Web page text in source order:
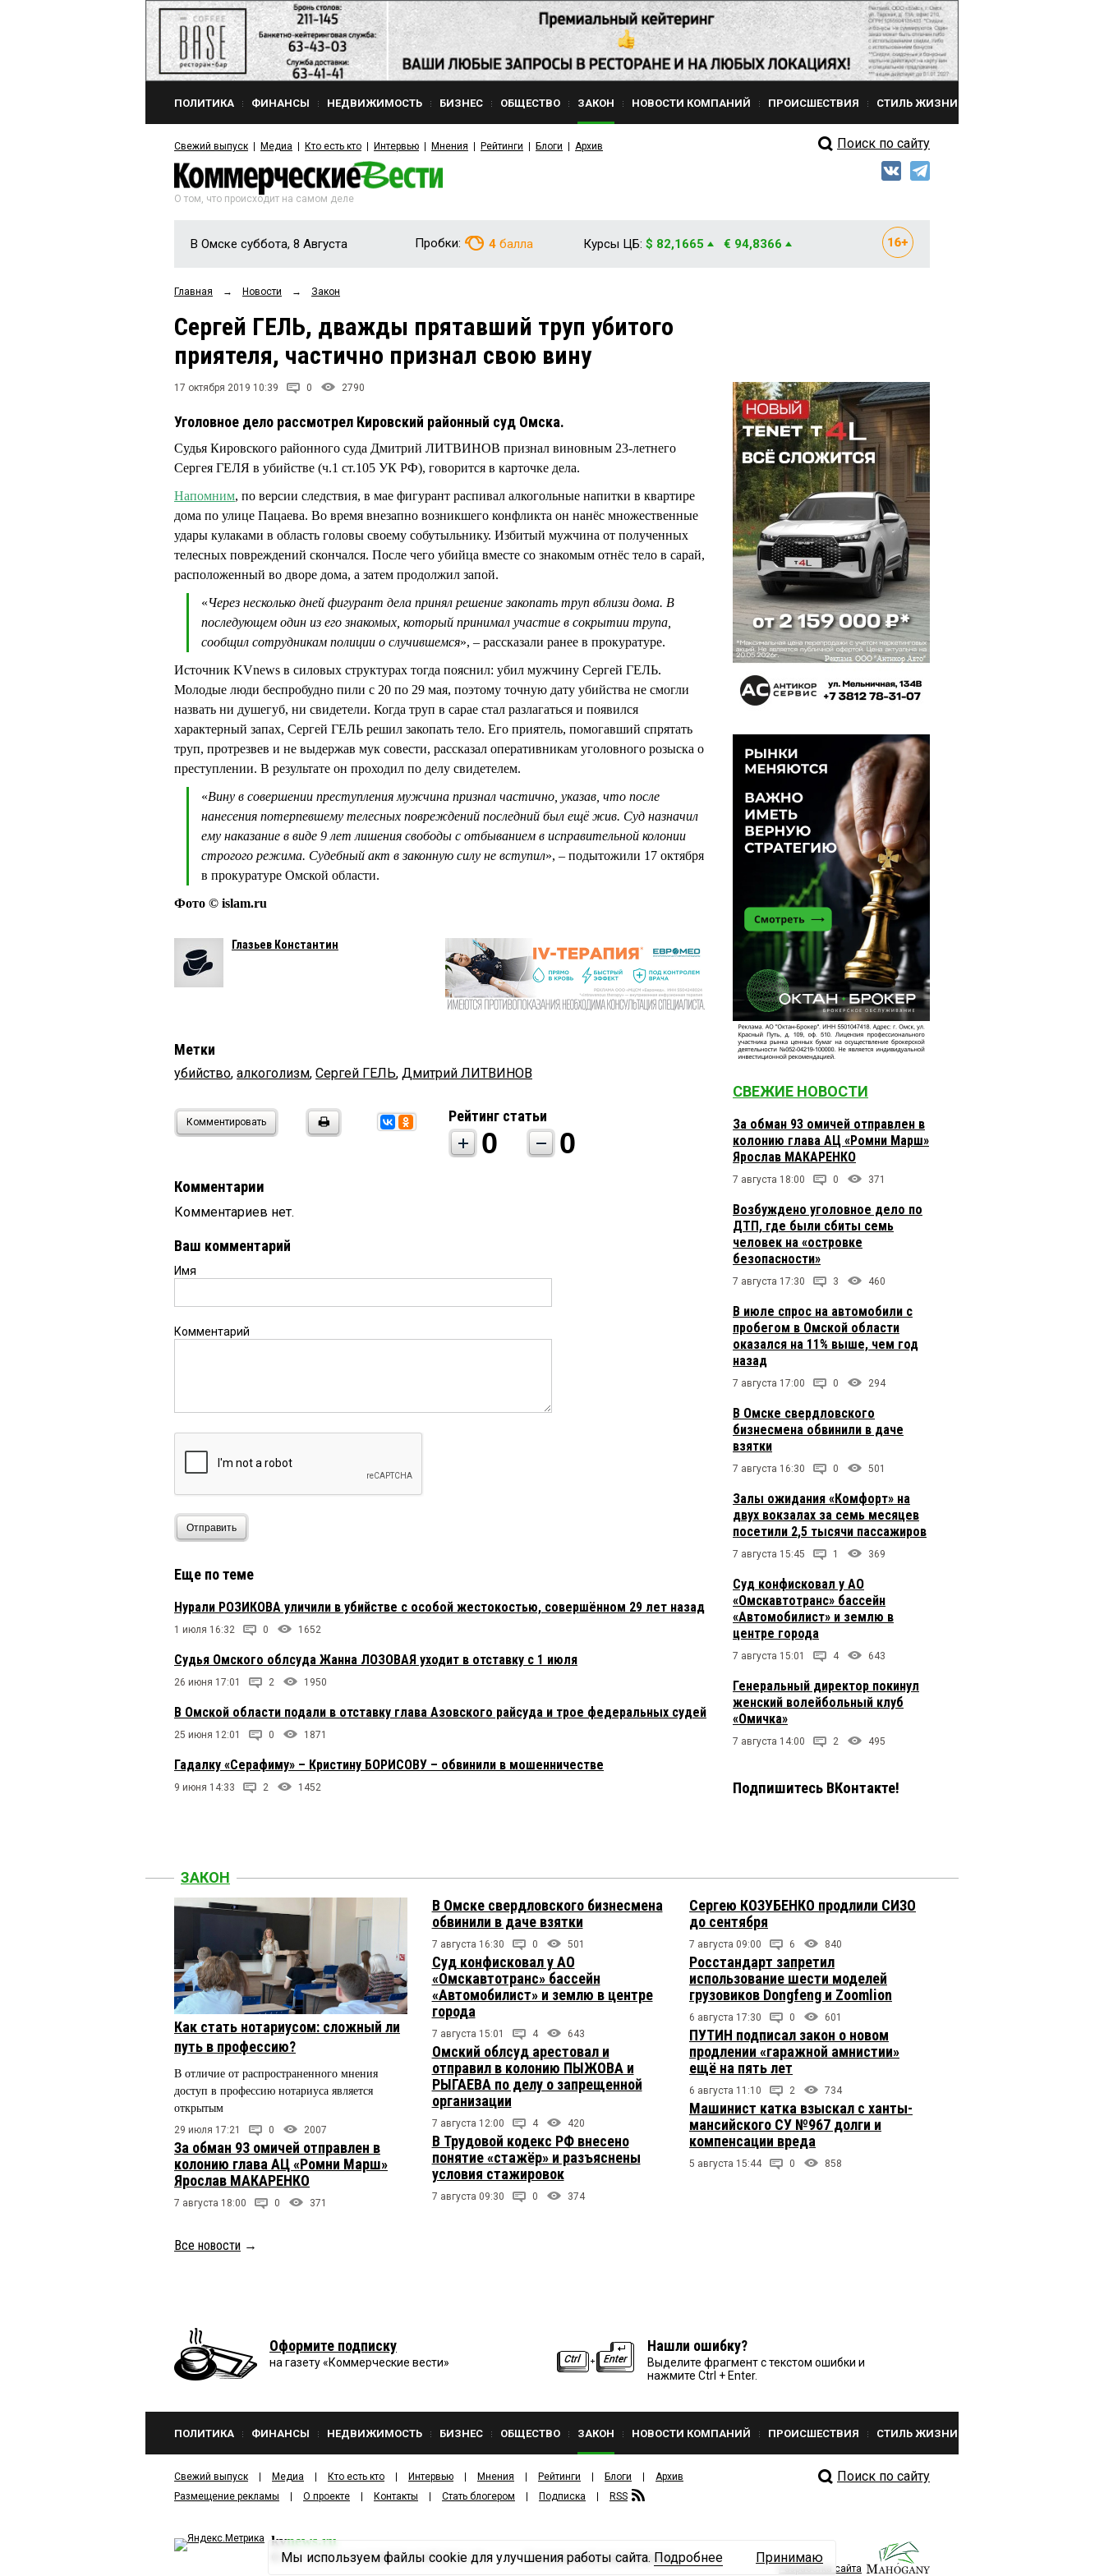
ПОЛИТИКА ФИНАНСЫ НЕДВИЖИМОСТЬ БИЗНЕС ОБЩЕСТВО ЗАКОН НОВОСТИ КОМПАНИЙ ПРОИСШЕСТВИЯ СТИЛЬ ЖИЗНИ
Свежий выпуск Медиа Кто есть кто Интервью Мнения Рейтинги Блоги Архив Поиск по сайту
О том, что происходит на самом деле
В Омске суббота, 8 Августа Пробки: 4 балла Курсы ЦБ: $ 82,1665 € 94,8366
Главная → Новости → Закон
Сергей ГЕЛЬ, дважды прятавший труп убитого
приятеля, частично признал свою вину
17 октября 2019 10:39 0 2790
Уголовное дело рассмотрел Кировский районный суд Омска.
Судья Кировского районного суда Дмитрий ЛИТВИНОВ признал виновным 23-летнего
Сергея ГЕЛЯ в убийстве (ч.1 ст.105 УК РФ), говорится в карточке дела.
Напомним, по версии следствия, в мае фигурант распивал алкогольные напитки в квартире
дома по улице Пацаева. Во время внезапно возникшего конфликта он нанёс множественные
удары кулаками в область головы своему собутыльнику. Избитый мужчина от полученных
телесных повреждений скончался. После чего убийца вместе со знакомым отнёс тело в сарай,
расположенный во дворе дома, а затем продолжил запой.
«Через несколько дней фигурант дела принял решение закопать труп вблизи дома. В
последующем один из его знакомых, который принимал участие в сокрытии трупа,
сообщил сотрудникам полиции о случившемся», – рассказали ранее в прокуратуре.
Источник KVnews в силовых структурах тогда пояснил: убил мужчину Сергей ГЕЛЬ.
Молодые люди беспробудно пили с 20 по 29 мая, поэтому точную дату убийства не смогли
назвать ни душегуб, ни свидетели. Когда труп в сарае стал разлагаться и появился
характерный запах, Сергей ГЕЛЬ решил закопать тело. Его приятель, помогавший спрятать
труп, протрезвев и не выдержав мук совести, рассказал оперативникам уголовного розыска о
преступлении. В результате он проходил по делу свидетелем.
«Вину в совершении преступления мужчина признал частично, указав, что после
нанесения потерпевшему телесных повреждений последний был ещё жив. Суд назначил
ему наказание в виде 9 лет лишения свободы с отбыванием в исправительной колонии
строгого режима. Судебный акт в законную силу не вступил», – подытожили 17 октября
в прокуратуре Омской области.
Фото © islam.ru
Глазьев Константин
Метки
убийство, алкоголизм, Сергей ГЕЛЬ, Дмитрий ЛИТВИНОВ
Комментировать Рейтинг статьи
0 0
Комментарии
Комментариев нет.
Ваш комментарий
Имя
Комментарий
Отправить
Еще по теме
Нурали РОЗИКОВА уличили в убийстве с особой жестокостью, совершённом 29 лет назад
1 июля 16:32 0 1652
Судья Омского облсуда Жанна ЛОЗОВАЯ уходит в отставку с 1 июля
26 июня 17:01 2 1950
В Омской области подали в отставку глава Азовского райсуда и трое федеральных судей
25 июня 12:01 0 1871
Гадалку «Серафиму» – Кристину БОРИСОВУ – обвинили в мошенничестве
9 июня 14:33 2 1452
СВЕЖИЕ НОВОСТИ
За обман 93 омичей отправлен в
колонию глава АЦ «Ромни Марш»
Ярослав МАКАРЕНКО
7 августа 18:00 0 371
Возбуждено уголовное дело по
ДТП, где были сбиты семь
человек на «островке
безопасности»
7 августа 17:30 3 460
В июле спрос на автомобили с
пробегом в Омской области
оказался на 11% выше, чем год
назад
7 августа 17:00 0 294
В Омске свердловского
бизнесмена обвинили в даче
взятки
7 августа 16:30 0 501
Залы ожидания «Комфорт» на
двух вокзалах за семь месяцев
посетили 2,5 тысячи пассажиров
7 августа 15:45 1 369
Суд конфисковал у АО
«Омскавтотранс» бассейн
«Автомобилист» и землю в
центре города
7 августа 15:01 4 643
Генеральный директор покинул
женский волейбольный клуб
«Омичка»
7 августа 14:00 2 495
Подпишитесь ВКонтакте!
ЗАКОН
Как стать нотариусом: сложный ли
путь в профессию?
В отличие от распространенного мнения
доступ в профессию нотариуса является
открытым
29 июля 17:21 0 2007
За обман 93 омичей отправлен в
колонию глава АЦ «Ромни Марш»
Ярослав МАКАРЕНКО
7 августа 18:00 0 371
В Омске свердловского бизнесмена
обвинили в даче взятки
7 августа 16:30 0 501
Суд конфисковал у АО
«Омскавтотранс» бассейн
«Автомобилист» и землю в центре
города
7 августа 15:01 4 643
Омский облсуд арестовал и
отправил в колонию ПЫЖОВА и
РЫГАЕВА по делу о запрещенной
организации
7 августа 12:00 4 420
В Трудовой кодекс РФ внесено
понятие «стажёр» и разъяснены
условия стажировок
7 августа 09:30 0 374
Сергею КОЗУБЕНКО продлили СИЗО
до сентября
7 августа 09:00 6 840
Росстандарт запретил
использование шести моделей
грузовиков Dongfeng и Zoomlion
6 августа 17:30 0 601
ПУТИН подписал закон о новом
продлении «гаражной амнистии»
ещё на пять лет
6 августа 11:10 2 734
Машинист катка взыскал с ханты-
мансийского СУ №967 долги и
компенсации вреда
5 августа 15:44 0 858
Все новости →
Оформите подписку
на газету «Коммерческие вести»
Нашли ошибку?
Выделите фрагмент с текстом ошибки и
нажмите Ctrl + Enter.
ПОЛИТИКА ФИНАНСЫ НЕДВИЖИМОСТЬ БИЗНЕС ОБЩЕСТВО ЗАКОН НОВОСТИ КОМПАНИЙ ПРОИСШЕСТВИЯ СТИЛЬ ЖИЗНИ
Свежий выпуск Медиа Кто есть кто Интервью Мнения Рейтинги Блоги
Архив
Размещение рекламы
О проекте Контакты Стать блогером Подписка RSS
Поиск по сайту
kvnews.ru
2001—2026ООО ИЗДАТЕЛЬСКИЙ ДОМ «КВ».
Политика конфиденциальности
Разработка сайта
Мы используем файлы cookie для улучшения работы сайта. Подробнее Принимаю